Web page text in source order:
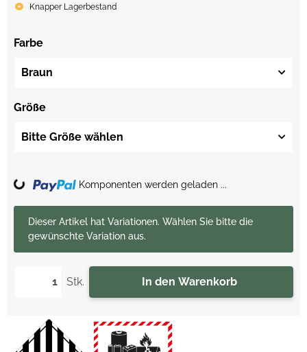
Knapper Lagerbestand
Farbe
Braun
Größe
Bitte Größe wählen
Stk. In den Warenkorb
xDieser Artikel hat Variationen. Wählen Sie bitte die
gewünschte Variation aus.
Loading... Komponenten werden geladen ...